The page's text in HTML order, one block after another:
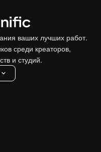
ваших лучших работ.
среди креаторов,
и студий.